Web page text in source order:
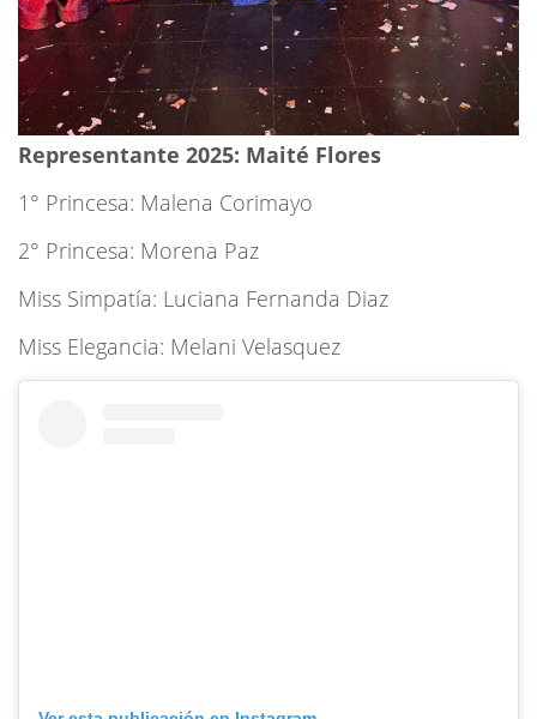
Representante 2025: Maité Flores
1° Princesa: Malena Corimayo
2° Princesa: Morena Paz
Miss Simpatía: Luciana Fernanda Diaz
Miss Elegancia: Melani Velasquez